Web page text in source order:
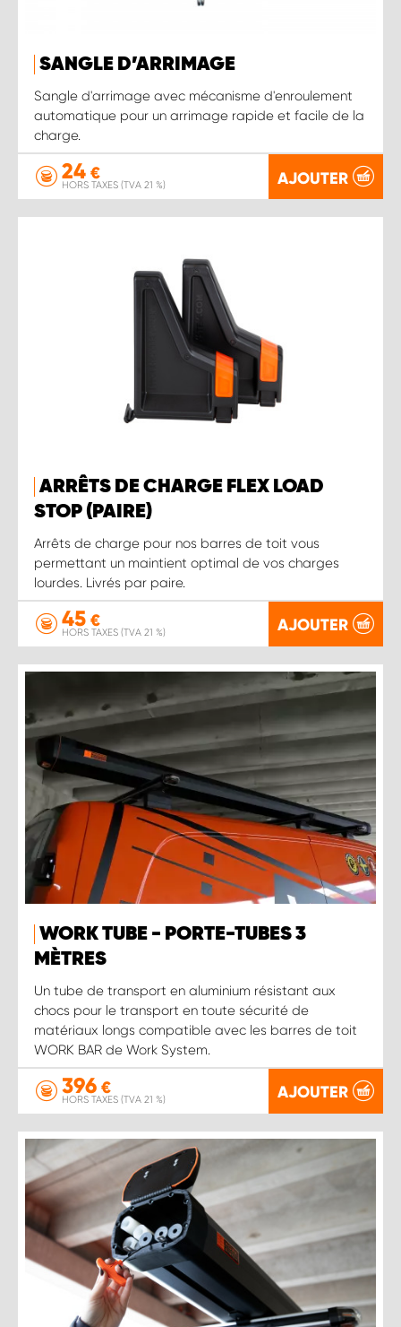
SANGLE D’ARRIMAGE
Sangle d'arrimage avec mécanisme d'enroulement
automatique pour un arrimage rapide et facile de la
charge.
24 €
HORS TAXES (TVA 21 %) AJOUTER
ARRÊTS DE CHARGE FLEX LOAD
STOP (PAIRE)
Arrêts de charge pour nos barres de toit vous
permettant un maintient optimal de vos charges
lourdes. Livrés par paire.
45 €
HORS TAXES (TVA 21 %) AJOUTER
WORK TUBE - PORTE-TUBES 3
MÈTRES
Un tube de transport en aluminium résistant aux
chocs pour le transport en toute sécurité de
matériaux longs compatible avec les barres de toit
WORK BAR de Work System.
396 €
HORS TAXES (TVA 21 %) AJOUTER